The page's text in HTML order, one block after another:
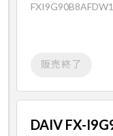
販売終了
DAIV FX-